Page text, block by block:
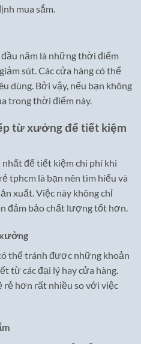
mua sắm.
năm là những thời điểm
sút. Các cửa hàng có thể
dùng. Bởi vậy, nếu bạn không
trong thời điểm này.
từ xưởng để tiết kiệm
để tiết kiệm chi phí khi
tphcm là bạn nên tìm hiểu và
xuất. Việc này không chỉ
đảm bảo chất lượng tốt hơn.
thể tránh được những khoản
từ các đại lý hay cửa hàng.
rẻ hơn rất nhiều so với việc